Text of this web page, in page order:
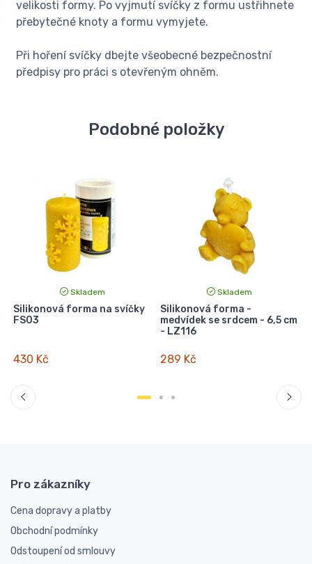
velikosti formy. Po vyjmutí svíčky z formu ustřihnete
přebytečné knoty a formu vymyjete.
Při hoření svíčky dbejte všeobecné bezpečnostní
předpisy pro práci s otevřeným ohněm.
Podobné položky
Skladem
Silikonová forma na svíčky
FS03
430 Kč
Skladem
Silikonová forma -
medvídek se srdcem - 6,5 cm
- LZ116
289 Kč
Pro zákazníky
Cena dopravy a platby
Obchodní podmínky
Odstoupení od smlouvy